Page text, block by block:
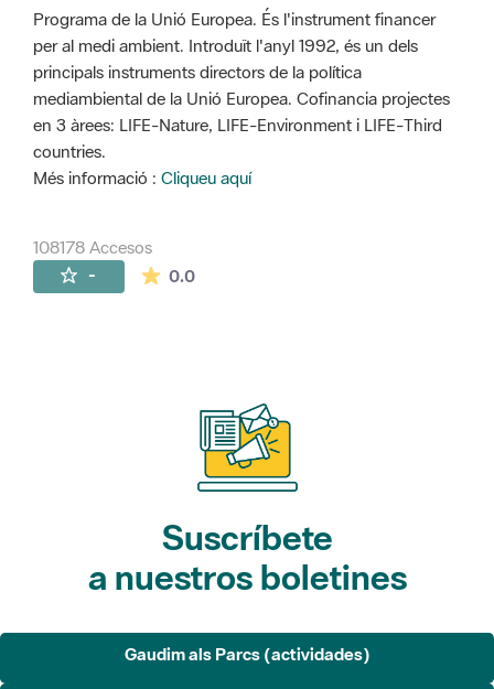
Programa de la Unió Europea. És l'instrument financer
per al medi ambient. Introduït l'anyl 1992, és un dels
principals instruments directors de la política
mediambiental de la Unió Europea. Cofinancia projectes
en 3 àrees: LIFE-Nature, LIFE-Environment i LIFE-Third
countries.
Més informació : Cliqueu aquí
108178 Accesos
- 0.0La valoración media es de 0 estrellas de
Suscríbete
a nuestros boletines
Gaudim als Parcs (actividades)